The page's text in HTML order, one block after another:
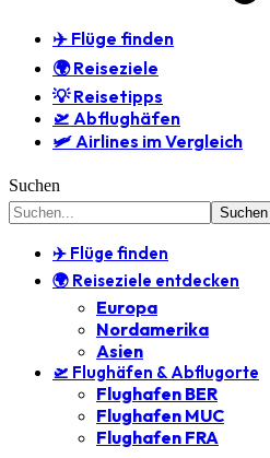
✈️ Flüge finden
🌍 Reiseziele
💡 Reisetipps
🛫 Abflughäfen
🛩️ Airlines im Vergleich
Suchen
✈️ Flüge finden
🌍 Reiseziele entdecken
Europa
Nordamerika
Asien
🛫 Flughäfen & Abflugorte
Flughafen BER
Flughafen MUC
Flughafen FRA